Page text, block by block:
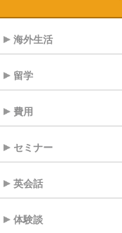
海外生活
留学
費用
セミナー
英会話
体験談